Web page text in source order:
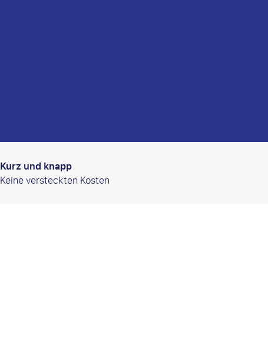
Kurz und knapp
Keine versteckten Kosten